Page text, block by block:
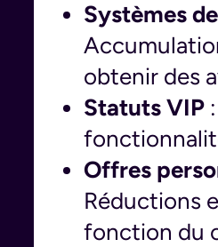
Systèmes
obtenir des
Statuts VIP:
Offres
Réductions
fonction du